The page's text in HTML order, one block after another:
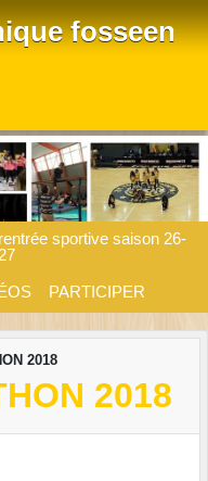
fosseen
rentrée sportive saison 26-
27
PARTICIPER
2018
2018